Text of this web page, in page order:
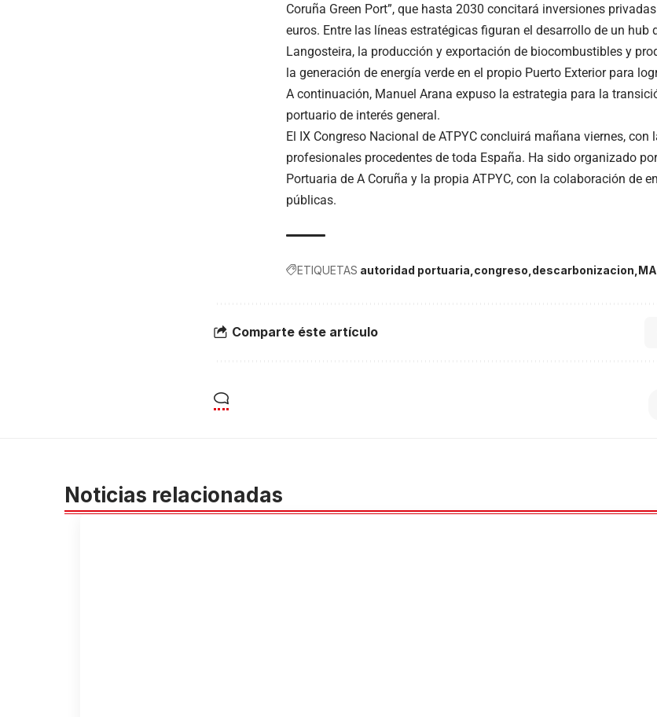
Coruña Green Port”, que hasta 2030 concitará inversiones
euros. Entre las líneas estratégicas figuran el desarrollo de un hub
Langosteira, la producción y exportación de biocombustibles y
la generación de energía verde en el propio Puerto Exterior para
A continuación, Manuel Arana expuso la estrategia para la
portuario de interés general.
El IX Congreso Nacional de ATPYC concluirá mañana viernes,
profesionales procedentes de toda España. Ha sido organizado
Portuaria de A Coruña y la propia ATPYC, con la colaboración de
públicas.
ETIQUETAS autoridad portuaria congreso descarbonizacion
Comparte éste artículo
Noticias relacionadas